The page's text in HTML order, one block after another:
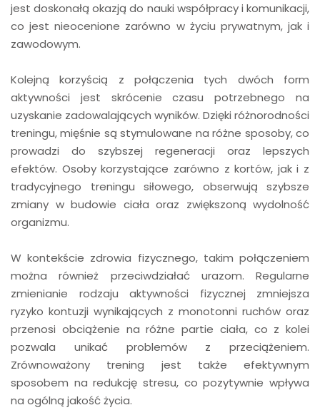
jest doskonałą okazją do nauki współpracy i komunikacji,
co jest nieocenione zarówno w życiu prywatnym, jak i
zawodowym.
Kolejną korzyścią z połączenia tych dwóch form
aktywności jest skrócenie czasu potrzebnego na
uzyskanie zadowalających wyników. Dzięki różnorodności
treningu, mięśnie są stymulowane na różne sposoby, co
prowadzi do szybszej regeneracji oraz lepszych
efektów. Osoby korzystające zarówno z kortów, jak i z
tradycyjnego treningu siłowego, obserwują szybsze
zmiany w budowie ciała oraz zwiększoną wydolność
organizmu.
W kontekście zdrowia fizycznego, takim połączeniem
można również przeciwdziałać urazom. Regularne
zmienianie rodzaju aktywności fizycznej zmniejsza
ryzyko kontuzji wynikających z monotonni ruchów oraz
przenosi obciążenie na różne partie ciała, co z kolei
pozwala unikać problemów z przeciążeniem.
Zrównoważony trening jest także efektywnym
sposobem na redukcję stresu, co pozytywnie wpływa
na ogólną jakość życia.